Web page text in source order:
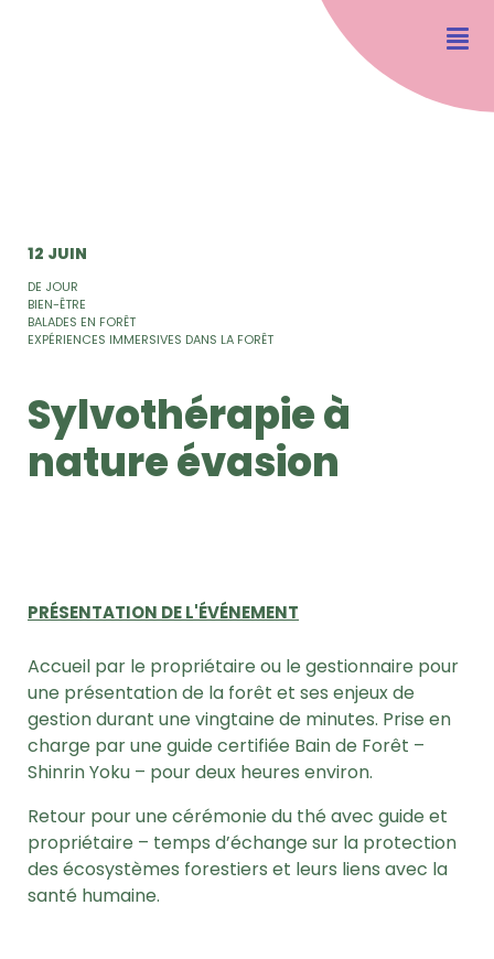
12 JUIN
DE JOUR
BIEN-ÊTRE
BALADES EN FORÊT
EXPÉRIENCES IMMERSIVES DANS LA FORÊT
Sylvothérapie à
nature évasion
PRÉSENTATION DE L'ÉVÉNEMENT
Accueil par le propriétaire ou le gestionnaire pour
une présentation de la forêt et ses enjeux de
gestion durant une vingtaine de minutes. Prise en
charge par une guide certifiée Bain de Forêt –
Shinrin Yoku – pour deux heures environ.
Retour pour une cérémonie du thé avec guide et
propriétaire – temps d’échange sur la protection
des écosystèmes forestiers et leurs liens avec la
santé humaine.